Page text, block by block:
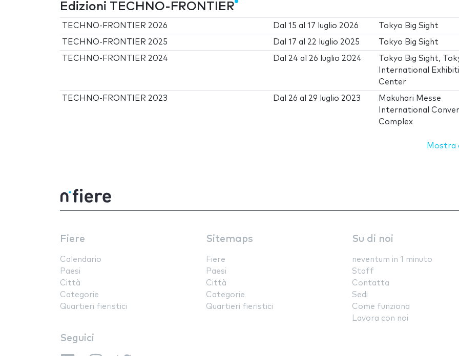
Edizioni TECHNO-FRONTIER
TECHNO-FRONTIER 2026 Dal15 al17 luglio 2026 Tokyo Big Sight
TECHNO-FRONTIER 2025 Dal17 al 22 luglio 2025 Tokyo Big Sight
TECHNO-FRONTIER 2024 Dal 24 al 26 luglio 2024
Tokyo Big Sight,
International
Center
TECHNO-FRONTIER 2023 Dal 26 al 29 luglio 2023
Makuhari Messe
International
Complex
Mostra
Fiere
Calendario
Paesi
Città
Categorie
Quartieri fieristici
Sitemaps
Fiere
Paesi
Città
Categorie
Quartieri fieristici
Su di noi
neventum in 1 minuto
Staff
Contatta
Sedi
Come funziona
Lavora con noi
Seguici